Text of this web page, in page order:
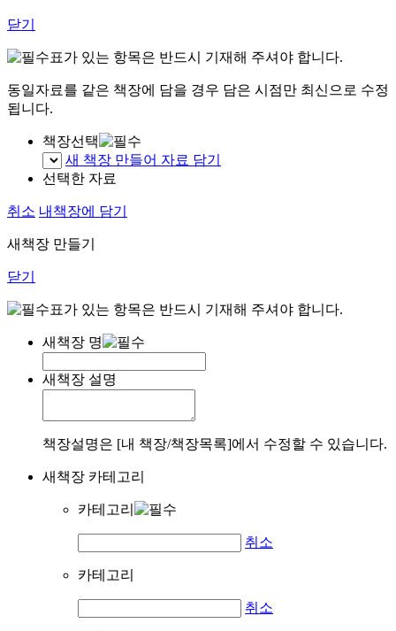
닫기
표가 있는 항목은 반드시 기재해 주셔야 합니다.
동일자료를 같은 책장에 담을 경우 담은 시점만 최신으로 수정
됩니다.
책장선택
새 책장 만들어 자료 담기
선택한 자료
취소 내책장에 담기
새책장 만들기
닫기
표가 있는 항목은 반드시 기재해 주셔야 합니다.
새책장 명
새책장 설명
책장설명은 [내 책장/책장목록]에서 수정할 수 있습니다.
새책장 카테고리
카테고리
취소
카테고리
취소